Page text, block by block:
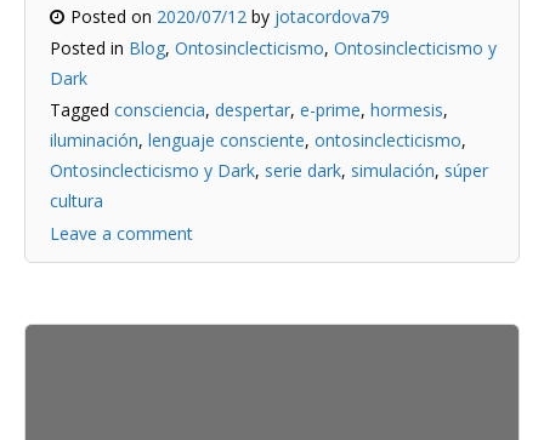
Posted on 2020/07/12 by jotacordova79
Posted in Blog, Ontosinclecticismo, Ontosinclecticismo y
Dark
Tagged consciencia, despertar, e-prime, hormesis,
iluminación, lenguaje consciente, ontosinclecticismo,
Ontosinclecticismo y Dark, serie dark, simulación, súper
cultura
Leave a comment